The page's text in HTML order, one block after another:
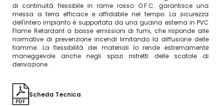
di continuità flessibile in rame rosso O.F.C. garantisce una
messa a terra efficace e affidabile nel tempo. La sicurezza
dell'intero impianto è supportata da una guaina esterna in PVC
Flame Retardant a basse emissioni di fumi, che risponde alle
normative di prevenzione incendi limitando la diffusione delle
fiamme. La flessibilità dei materiali lo rende estremamente
maneggevole anche negli spazi ristretti delle scatole di
derivazione.
Scheda Tecnica